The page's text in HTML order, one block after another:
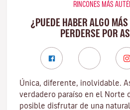
RINCONES MÁS
¿PUEDE HABER ALGO
PERDERSE POR
Única, diferente, inolvidable.
verdadero paraíso en el Norte
posible disfrutar de una